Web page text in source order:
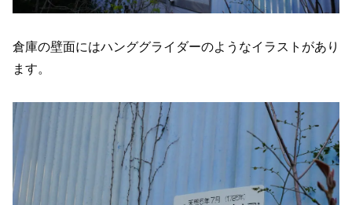
倉庫の壁面にはハンググライダーのようなイラストがあり
ます。